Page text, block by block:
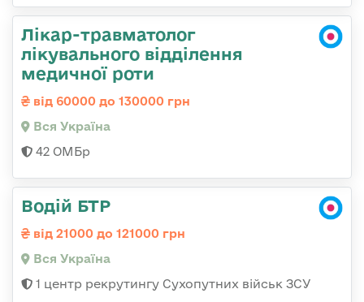
Лікар-травматолог
лікувального відділення
медичної роти
від 60000 до 130000 грн
Вся Україна
42 ОМБр
Водій БТР
від 21000 до 121000 грн
Вся Україна
1 центр рекрутингу Сухопутних військ ЗСУ